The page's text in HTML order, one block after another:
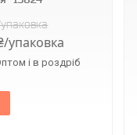
упаковка
і в роздріб